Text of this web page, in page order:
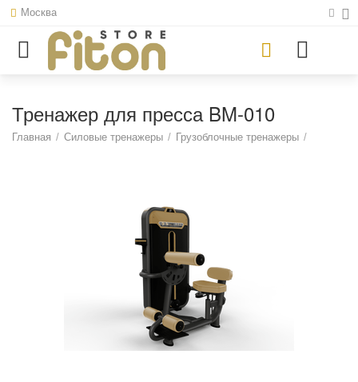
Москва
Тренажер для пресса BM-010
Главная / Силовые тренажеры / Грузоблочные тренажеры /